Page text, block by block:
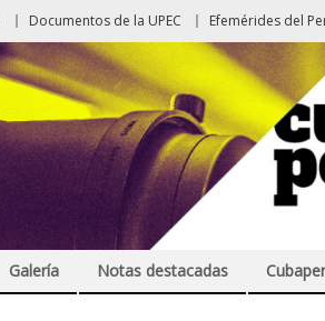
Documentos de la UPEC Efemérides del
Galería Notas destacadas